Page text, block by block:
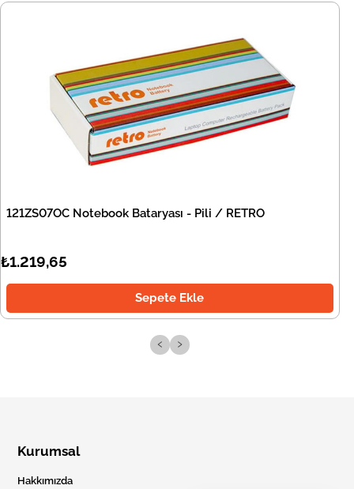
121ZS07OC Notebook Bataryası - Pili / RETRO
₺1.219,65
Sepete Ekle
‹ ›
Kurumsal
Hakkımızda